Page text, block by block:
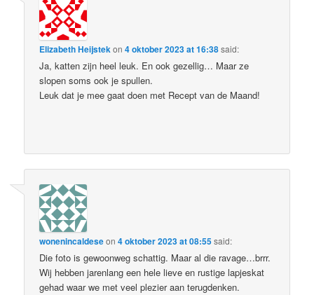
Elizabeth Heijstekon4 oktober 2023 at 16:38said:
Ja, katten zijn heel leuk. En ook gezellig… Maar ze
slopen soms ook je spullen.
Leuk dat je mee gaat doen met Recept van de Maand!
wonenincaldeseon4 oktober 2023 at 08:55said:
Die foto is gewoonweg schattig. Maar al die ravage…brrr.
Wij hebben jarenlang een hele lieve en rustige lapjeskat
gehad waar we met veel plezier aan terugdenken.